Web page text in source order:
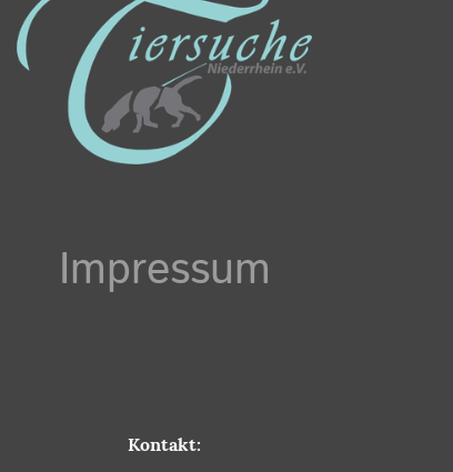
Impressum
Kontakt: